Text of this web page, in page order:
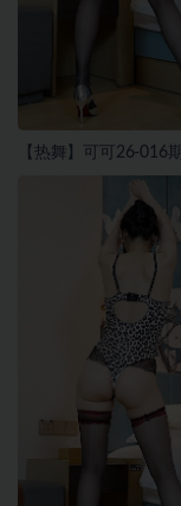
【热舞】可可26-016期